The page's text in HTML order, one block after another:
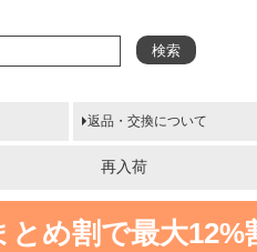
検索
返品・交換について
再入荷
め割で最大12%